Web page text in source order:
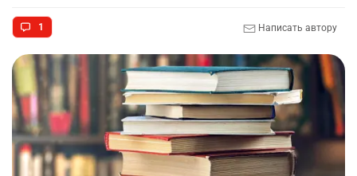
1 Написать автору